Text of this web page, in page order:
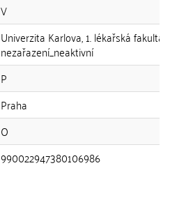
V
Univerzita Karlova, 1. lékařská fakulta,
nezařazení_neaktivní
P
Praha
O
990022947380106986